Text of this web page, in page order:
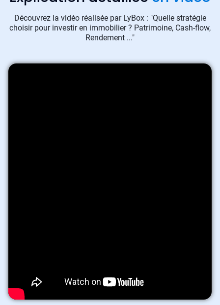
Découvrez la vidéo réalisée par LyBox : "Quelle stratégie
choisir pour investir en immobilier ? Patrimoine, Cash-flow,
Rendement ..."